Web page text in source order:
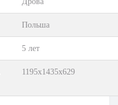
Польша
5 лет
1195х1435х629